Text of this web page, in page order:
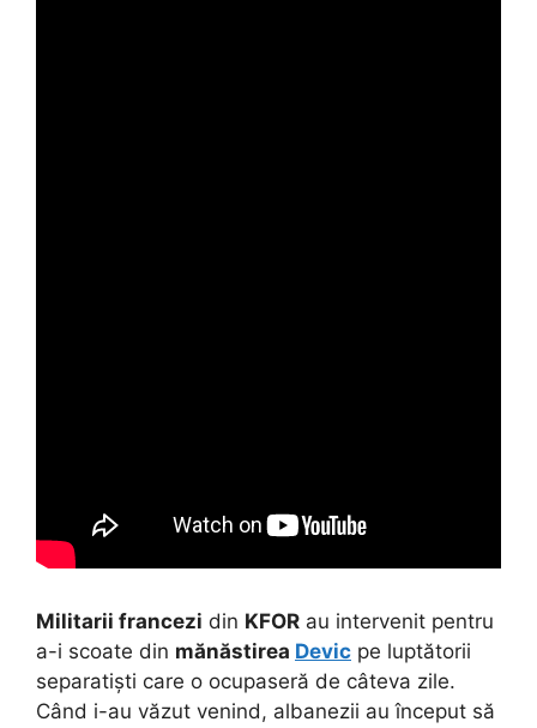
Militarii francezi din KFOR au intervenit pentru
a-i scoate din mănăstirea Devic pe luptătorii
separatiști care o ocupaseră de câteva zile.
Când i-au văzut venind, albanezii au început să